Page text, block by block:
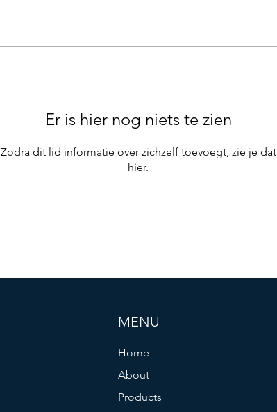
Er is hier nog niets te zien
Zodra dit lid informatie over zichzelf toevoegt, zie je dat
hier.
MENU
Home
About
Products